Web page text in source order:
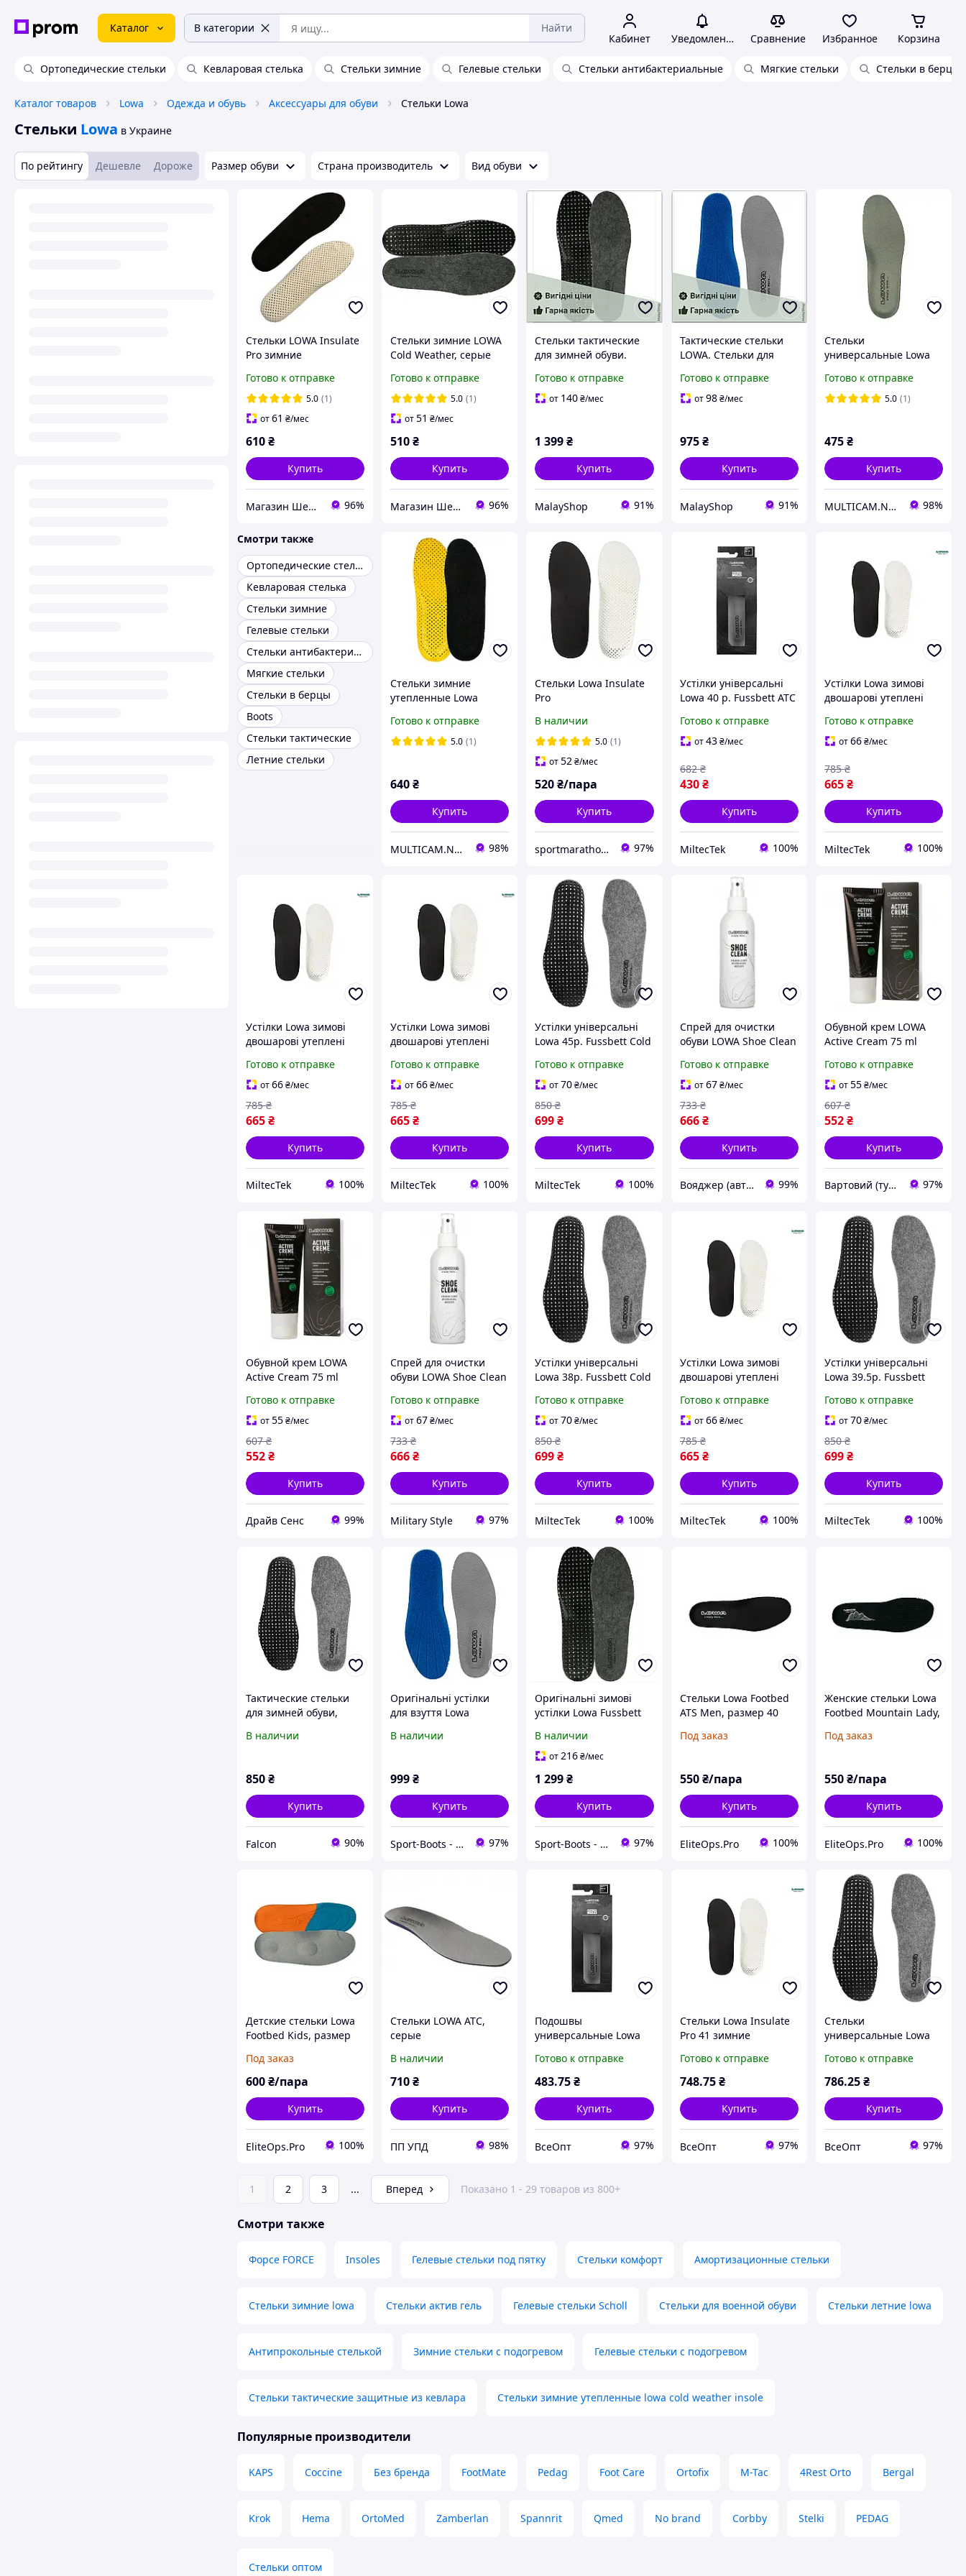
Каталог В категории Найти
Кабинет Уведомления Сравнение Избранное Корзина
Ортопедические стельки Кевларовая стелька Стельки зимние Гелевые стельки Стельки антибактериальные Мягкие стельки Стельки в берцы
Каталог товаров Lowa Одежда и обувь Аксессуары для обуви Стельки Lowa
Стельки Lowa в Украине
По рейтингу Дешевле Дороже Размер обуви Страна производитель Вид обуви
Стельки LOWA Insulate
Pro зимние
Готово к отправке
5.0 (1)
от61 ₴/мес
610₴
Купить
Магазин Шериф 96%
Стельки зимние LOWA
Cold Weather, серые
Готово к отправке
5.0 (1)
от51 ₴/мес
510₴
Купить
Магазин Шериф 96%
Стельки тактические
для зимней обуви.
тактических ботинок
Lowa. Lowa Fussbett
Готово к отправке
от 140₴/мес
1 399₴
Купить
MalayShop 91%
Тактические стельки
LOWA. Стельки для
Lowa Fussbett ATC
Готово к отправке
от98 ₴/мес
975 ₴
Купить
MalayShop 91%
Стельки
универсальные Lowa
Готово к отправке
5.0 (1)
475₴
Купить
MULTICAM.NET.UA 98%
Смотри также
Ортопедические стельки
Кевларовая стелька
Стельки зимние
Гелевые стельки
Стельки антибактериальные
Мягкие стельки
Стельки в берцы
Boots
Стельки тактические
Летние стельки
Стельки зимние
утепленные Lowa
Grey
Готово к отправке
5.0 (1)
640₴
Купить
MULTICAM.NET.UA 98%
Стельки Lowa Insulate
Pro
В наличии
5.0 (1)
от52₴/мес
520₴/пара
Купить
sportmarathon.com.ua 97%
Устілки універсальні
Lowa 40 р. Fussbett ATC
Готово к отправке
от43 ₴/мес
430 ₴
682 ₴
Купить
MiltecTek 100%
Устілки Lowa зимові
двошарові утеплені
(830012-6.5-40)
Готово к отправке
от66₴/мес
665₴
785 ₴
Купить
MiltecTek 100%
Устілки Lowa зимові
двошарові утеплені
(830012-7-41)
Готово к отправке
от66₴/мес
665₴
785 ₴
Купить
MiltecTek 100%
Устілки Lowa зимові
двошарові утеплені
(830012-7.5-41.5)
Готово к отправке
от66₴/мес
665₴
785 ₴
Купить
MiltecTek 100%
Устілки універсальні
Lowa 45р. Fussbett Cold
(2214505-45)
Готово к отправке
от70₴/мес
699₴
850 ₴
Купить
MiltecTek 100%
Спрей для очистки
обуви LOWA Shoe Clean
Готово к отправке
от67 ₴/мес
666 ₴
733 ₴
Купить
Вояджер (авто, туризм, спорт) 99%
Обувной крем LOWA
Active Cream 75 ml
Готово к отправке
от55₴/мес
552₴
607 ₴
Купить
Вартовий (туризм, охота и кемпинг) 97%
Обувной крем LOWA
Active Cream 75 ml
Готово к отправке
от55₴/мес
552₴
607 ₴
Купить
Драйв Сенс 99%
Спрей для очистки
обуви LOWA Shoe Clean
Готово к отправке
от67₴/мес
666₴
733 ₴
Купить
Military Style 97%
Устілки універсальні
Lowa 38р. Fussbett Cold
(2214505-38)
Готово к отправке
от70₴/мес
699₴
850 ₴
Купить
MiltecTek 100%
Устілки Lowa зимові
двошарові утеплені
(830012-6-39.5)
Готово к отправке
от66 ₴/мес
665 ₴
785 ₴
Купить
MiltecTek 100%
Устілки універсальні
Lowa 39.5р. Fussbett
insoles (2214505-39.5)
Готово к отправке
от70₴/мес
699₴
850 ₴
Купить
MiltecTek 100%
Тактические стельки
для зимней обуви,
Weather, стельки для
В наличии
850₴
Купить
Falcon 90%
Оригінальні устілки
для взуття Lowa
В наличии
999₴
Купить
Sport-Boots - Оригінальні товари 97%
Оригінальні зимові
устілки Lowa Fussbett
В наличии
от216₴/мес
1 299₴
Купить
Sport-Boots - Оригінальні товари 97%
Стельки Lowa Footbed
ATS Men, размер 40
Под заказ
550 ₴/пара
Купить
EliteOps.Pro 100%
Женские стельки Lowa
Footbed Mountain Lady,
Под заказ
550₴/пара
Купить
EliteOps.Pro 100%
Детские стельки Lowa
Footbed Kids, размер
Под заказ
600₴/пара
Купить
EliteOps.Pro 100%
Стельки LOWA ATC,
серые
В наличии
710₴
Купить
ПП УПД 98%
Подошвы
универсальные Lowa
обуви 40 р
Готово к отправке
483.75₴
Купить
ВсеОпт 97%
Стельки Lowa Insulate
Pro 41 зимние
утепленные для
мужчин
Готово к отправке
748.75 ₴
Купить
ВсеОпт 97%
Стельки
универсальные Lowa
boot для холодной
погоды 45р
Готово к отправке
786.25₴
Купить
ВсеОпт 97%
1 2 3 ... Вперед Показано 1 - 29 товаров из 800+
Смотри также
Форсе FORCE Insoles Гелевые стельки под пятку Стельки комфорт Амортизационные стельки
Стельки зимние lowa Стельки актив гель Гелевые стельки Scholl Стельки для военной обуви Стельки летние lowa
Антипрокольные стелькой Зимние стельки с подогревом Гелевые стельки с подогревом
Стельки тактические защитные из кевлара Стельки зимние утепленные lowa cold weather insole
Популярные производители
KAPS Coccine Без бренда FootMate Pedag Foot Care Ortofix M-Tac 4Rest Orto Bergal
Krok Hema OrtoMed Zamberlan Spannrit Qmed No brand Corbby Stelki PEDAG
Стельки оптом